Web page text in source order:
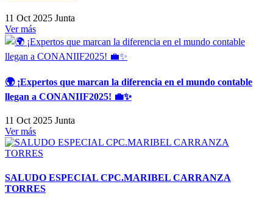
11 Oct 2025 Junta
Ver más
🌍 ¡Expertos que marcan la diferencia en el mundo contable
llegan a CONANIIF2025! 💼✨
11 Oct 2025 Junta
Ver más
SALUDO ESPECIAL CPC.MARIBEL CARRANZA
TORRES